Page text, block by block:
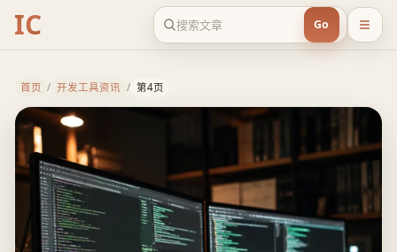
IC Go
开发工具资讯 第4页
聚合当前分类下的最新内容，按时间顺序查看第 4 页精选文
首页 / 开发工具资讯 / 第4页